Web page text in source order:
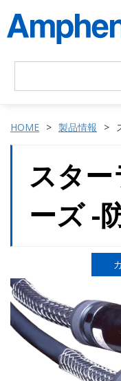
HOME 製品情報
スター
ーズ -